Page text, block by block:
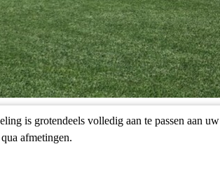
is grotendeels volledig aan te passen aan uw
afmetingen.